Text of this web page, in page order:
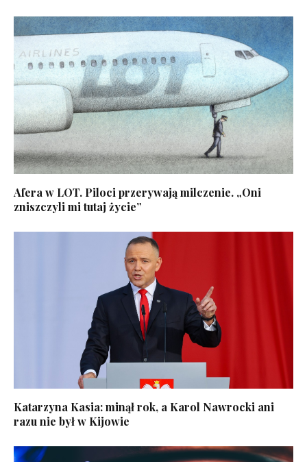
Afera w LOT. Piloci przerywają milczenie. „Oni
zniszczyli mi tutaj życie”
Katarzyna Kasia: minął rok, a Karol Nawrocki ani
razu nie był w Kijowie